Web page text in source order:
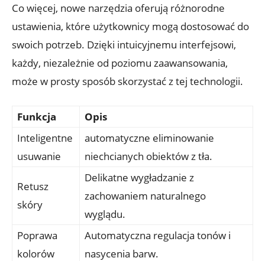
Co więcej, nowe narzędzia oferują różnorodne
ustawienia, które użytkownicy mogą dostosować do
swoich potrzeb. Dzięki intuicyjnemu interfejsowi,
każdy, niezależnie od poziomu zaawansowania,
może w prosty sposób skorzystać z tej technologii.
Funkcja
Opis
Inteligentne
usuwanie
automatyczne eliminowanie
niechcianych obiektów z tła.
Retusz
skóry
Delikatne wygładzanie z
zachowaniem naturalnego
wyglądu.
Poprawa
kolorów
Automatyczna regulacja tonów i
nasycenia barw.